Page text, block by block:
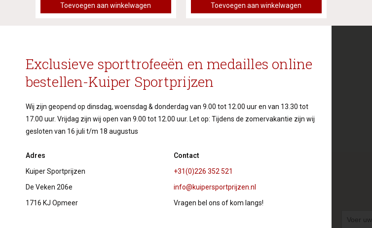
Toevoegen aan winkelwagen Toevoegen aan winkelwagen
Exclusieve sporttrofeeën en medailles online
bestellen-Kuiper Sportprijzen
Wij zijn geopend op dinsdag, woensdag & donderdag van 9.00 tot 12.00 uur en van 13.30 tot
17.00 uur. Vrijdag zijn wij open van 9.00 tot 12.00 uur. Let op: Tijdens de zomervakantie zijn wij
gesloten van 16 juli t/m 18 augustus
Adres
Kuiper Sportprijzen
De Veken 206e
1716 KJ Opmeer
Contact
+31(0)226 352 521
info@kuipersportprijzen.nl
Vragen bel ons of kom langs!